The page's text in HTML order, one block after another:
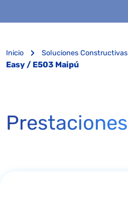
Inicio Soluciones Constructivas
Easy / E503 Maipú
Prestaciones